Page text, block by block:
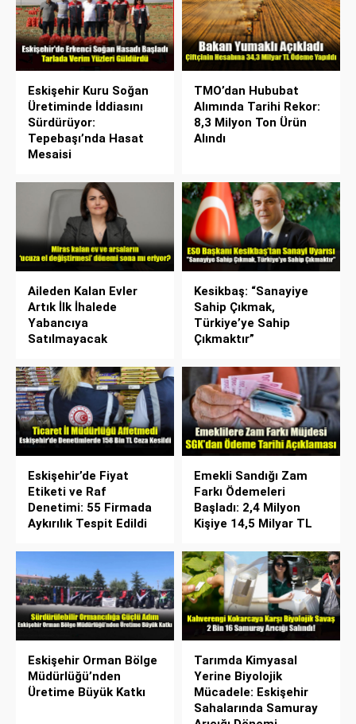
Eskişehir Kuru Soğan
Üretiminde İddiasını
Sürdürüyor:
Tepebaşı’nda Hasat
Mesaisi
TMO’dan Hububat
Alımında Tarihi Rekor:
8,3 Milyon Ton Ürün
Alındı
Aileden Kalan Evler
Artık İlk İhalede
Yabancıya
Satılmayacak
Kesikbaş: “Sanayiye
Sahip Çıkmak,
Türkiye’ye Sahip
Çıkmaktır”
Eskişehir’de Fiyat
Etiketi ve Raf
Denetimi: 55 Firmada
Aykırılık Tespit Edildi
Emekli Sandığı Zam
Farkı Ödemeleri
Başladı: 2,4 Milyon
Kişiye 14,5 Milyar TL
Eskişehir Orman Bölge
Müdürlüğü’nden
Üretime Büyük Katkı
Tarımda Kimyasal
Yerine Biyolojik
Mücadele: Eskişehir
Sahalarında Samuray